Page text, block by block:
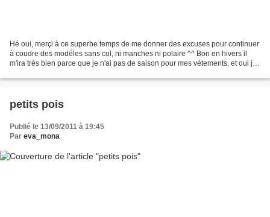
Hé oui, merçi à ce superbe temps de me donner des excuses pour continuer
à coudre des modéles sans col, ni manches ni polaire ^^ Bon en hivers il
m'ira très bien parce que je n'ai pas de saison pour mes vétements, et oui je
petits pois
Publié le 13/09/2011 à 19:45
Par eva_mona